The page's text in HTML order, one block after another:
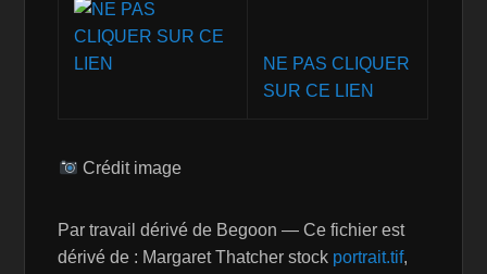
NE PAS CLIQUER
SUR CE LIEN
Crédit image
Par travail dérivé de Begoon — Ce fichier est
dérivé de : Margaret Thatcher stock portrait.tif,